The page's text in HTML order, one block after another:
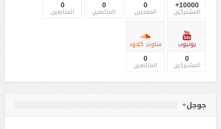
10000+
المشتركين
0
المعجبين
0
المتابعين
0
المتابعين
يوتيوب
0
المشتركين
ساوند كلاود
0
المتابعين
جوجل+